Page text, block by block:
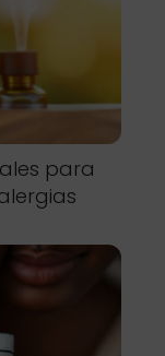
para